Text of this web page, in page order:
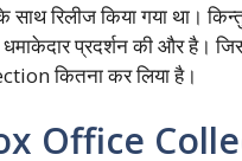
साथ रिलीज किया गया था।
प्रदर्शन की और है।
कितना कर लिया है।
Office